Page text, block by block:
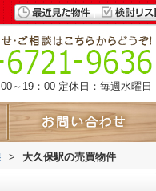
～19：00 定休日：毎週水曜日
> 大久保駅の売買物件